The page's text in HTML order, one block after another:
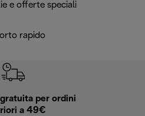
e offerte speciali
rapido
per ordini
a 49€